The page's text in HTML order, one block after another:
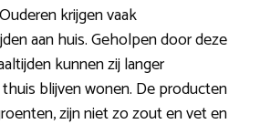
krijgen vaak
aan huis. Geholpen door deze
kunnen zij langer
blijven wonen. De producten
zijn niet zo zout en vet en